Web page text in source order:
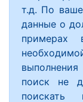
т.д. По
данные о
примерах
поиск не